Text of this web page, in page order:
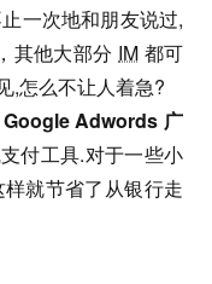
一次地和朋友说过,
其他大部分 IM 都可
,怎么不让人着急?
Adwords 广
付工具.对于一些小
样就节省了从银行走